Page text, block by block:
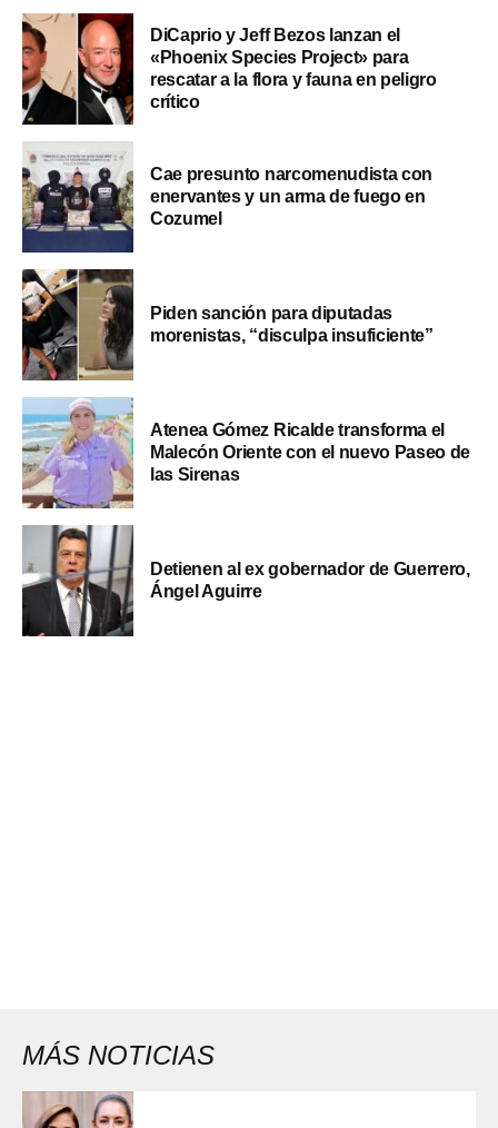
DiCaprio y Jeff Bezos lanzan el
«Phoenix Species Project» para
rescatar a la flora y fauna en peligro
crítico
Cae presunto narcomenudista con
enervantes y un arma de fuego en
Cozumel
Piden sanción para diputadas
morenistas, “disculpa insuficiente”
Atenea Gómez Ricalde transforma el
Malecón Oriente con el nuevo Paseo de
las Sirenas
Detienen al ex gobernador de Guerrero,
Ángel Aguirre
MÁS NOTICIAS